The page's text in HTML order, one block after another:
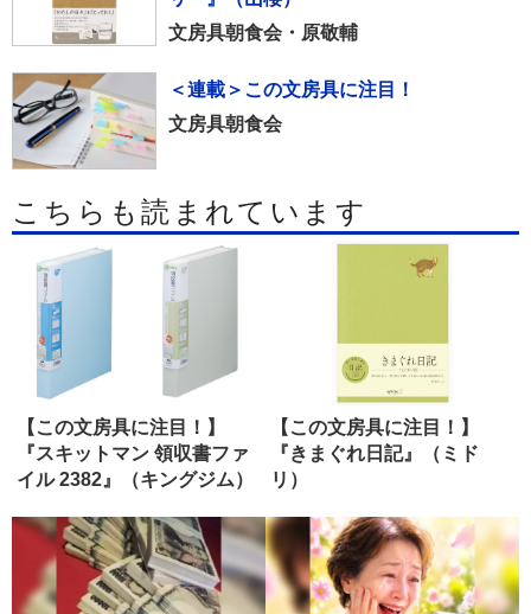
文房具朝食会・原敬輔
＜連載＞この文房具に注目！
文房具朝食会
こちらも読まれています
【この文房具に注目！】
『スキットマン 領収書ファ
イル 2382』（キングジム）
【この文房具に注目！】
『きまぐれ日記』（ミド
リ）